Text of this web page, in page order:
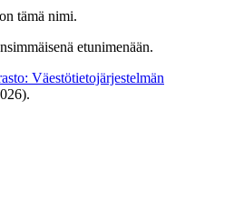
tämä nimi.
etunimenään.
Väestötietojärjestelmän